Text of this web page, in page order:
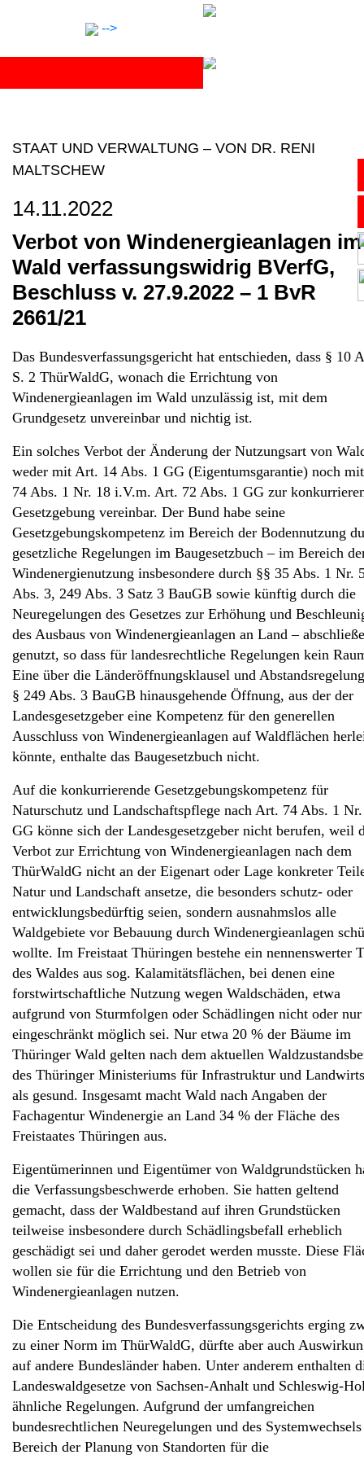
-->
Notar
Expertise
News
STAAT UND VERWALTUNG – VON DR. RENI
MALTSCHEW
14.11.2022
Verbot von Windenergieanlagen im
Wald verfassungswidrig BVerfG,
Beschluss v. 27.9.2022 – 1 BvR
2661/21
Das Bundesverfassungsgericht hat entschieden, dass § 10
S. 2 ThürWaldG, wonach die Errichtung von
Windenergieanlagen im Wald unzulässig ist, mit dem
Grundgesetz unvereinbar und nichtig ist.
Ein solches Verbot der Änderung der Nutzungsart von
weder mit Art. 14 Abs. 1 GG (Eigentumsgarantie) noch
74 Abs. 1 Nr. 18 i.V.m. Art. 72 Abs. 1 GG zur
Gesetzgebung vereinbar. Der Bund habe seine
Gesetzgebungskompetenz im Bereich der Bodennutzung
gesetzliche Regelungen im Baugesetzbuch – im Bereich
Windenergienutzung insbesondere durch §§ 35 Abs. 1 Nr.
Abs. 3, 249 Abs. 3 Satz 3 BauGB sowie künftig durch die
Neuregelungen des Gesetzes zur Erhöhung und
des Ausbaus von Windenergieanlagen an Land –
genutzt, so dass für landesrechtliche Regelungen kein
Eine über die Länderöffnungsklausel und
§ 249 Abs. 3 BauGB hinausgehende Öffnung, aus der der
Landesgesetzgeber eine Kompetenz für den generellen
Ausschluss von Windenergieanlagen auf Waldflächen
könnte, enthalte das Baugesetzbuch nicht.
Auf die konkurrierende Gesetzgebungskompetenz für
Naturschutz und Landschaftspflege nach Art. 74 Abs. 1
GG könne sich der Landesgesetzgeber nicht berufen, weil
Verbot zur Errichtung von Windenergieanlagen nach dem
ThürWaldG nicht an der Eigenart oder Lage konkreter
Natur und Landschaft ansetze, die besonders schutz- oder
entwicklungsbedürftig seien, sondern ausnahmslos alle
Waldgebiete vor Bebauung durch Windenergieanlagen
wollte. Im Freistaat Thüringen bestehe ein nennenswerter
des Waldes aus sog. Kalamitätsflächen, bei denen eine
forstwirtschaftliche Nutzung wegen Waldschäden, etwa
aufgrund von Sturmfolgen oder Schädlingen nicht oder nur
eingeschränkt möglich sei. Nur etwa 20 % der Bäume im
Thüringer Wald gelten nach dem aktuellen
des Thüringer Ministeriums für Infrastruktur und
als gesund. Insgesamt macht Wald nach Angaben der
Fachagentur Windenergie an Land 34 % der Fläche des
Freistaates Thüringen aus.
Eigentümerinnen und Eigentümer von Waldgrundstücken
die Verfassungsbeschwerde erhoben. Sie hatten geltend
gemacht, dass der Waldbestand auf ihren Grundstücken
teilweise insbesondere durch Schädlingsbefall erheblich
geschädigt sei und daher gerodet werden musste. Diese
wollen sie für die Errichtung und den Betrieb von
Windenergieanlagen nutzen.
Die Entscheidung des Bundesverfassungsgerichts erging
zu einer Norm im ThürWaldG, dürfte aber auch
auf andere Bundesländer haben. Unter anderem enthalten
Landeswaldgesetze von Sachsen-Anhalt und Schleswig-
ähnliche Regelungen. Aufgrund der umfangreichen
bundesrechtlichen Neuregelungen und des
Bereich der Planung von Standorten für die